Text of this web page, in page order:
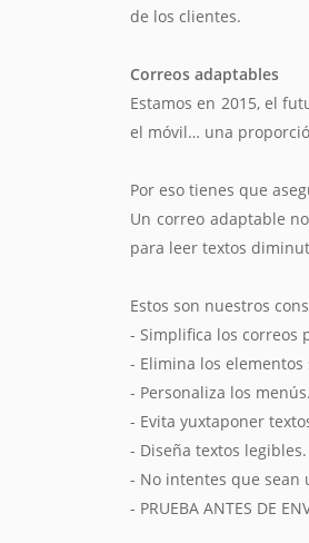
de los clientes.
Correos adaptables
Estamos en 2015, el
el móvil… una
Por eso tienes que
Un correo adaptable
para leer textos
Estos son nuestros
- Simplifica los correos
- Elimina los
- Personaliza los menús.
- Evita yuxtaponer
- Diseña textos legibles.
- No intentes que sean
- PRUEBA ANTES DE